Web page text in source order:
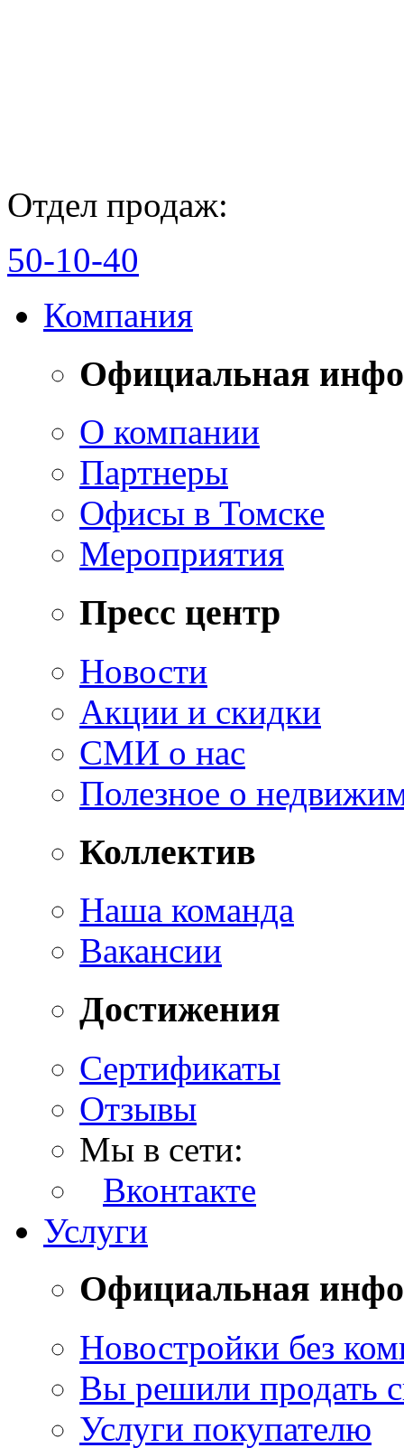
Отдел продаж:
50-10-40
Компания
Официальная
О компании
Партнеры
Офисы в Томске
Мероприятия
Пресс центр
Новости
Акции и скидки
СМИ о нас
Полезное о
Коллектив
Наша команда
Вакансии
Достижения
Сертификаты
Отзывы
Мы в сети:
Вконтакте
Услуги
Официальная
Новостройки без
Вы решили продать
Услуги покупателю